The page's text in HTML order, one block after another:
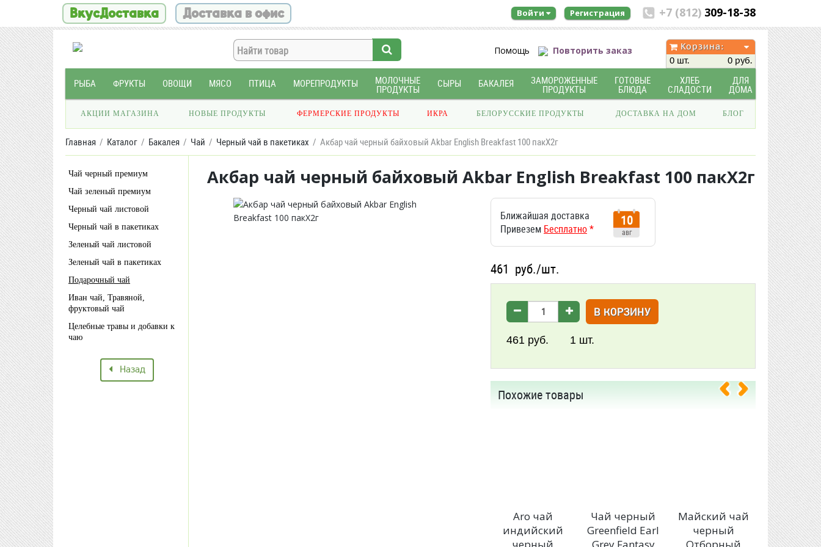
ВкусДоставка Доставка в офис +7 (812) 309-18-38
Войти Регистрация
Помощь Повторить заказ
Корзина:
0 шт.
0 руб.
РЫБА ФРУКТЫ ОВОЩИ МЯСО ПТИЦА МОРЕПРОДУКТЫ МОЛОЧНЫЕ
ПРОДУКТЫ
СЫРЫ БАКАЛЕЯ ЗАМОРОЖЕННЫЕ
ПРОДУКТЫ
ГОТОВЫЕ
БЛЮДА
ХЛЕБ
СЛАДОСТИ
ДЛЯ
ДОМА
АКЦИИ МАГАЗИНА НОВЫЕ ПРОДУКТЫ ФЕРМЕРСКИЕ ПРОДУКТЫ ИКРА БЕЛОРУССКИЕ ПРОДУКТЫ ДОСТАВКА НА ДОМ БЛОГ
Главная Каталог Бакалея Чай Черный чай в пакетиках Акбар чай черный байховый Akbar English Breakfast 100 пакХ2г
Чай черный премиум
Чай зеленый премиум
Черный чай листовой
Черный чай в пакетиках
Зеленый чай листовой
Зеленый чай в пакетиках
Подарочный чай
Иван чай, Травяной,
фруктовый чай
Целебные травы и добавки к
чаю
Назад
Акбар чай черный байховый Akbar English Breakfast 100 пакХ2г
Ближайшая доставка
Привезем Бесплатно*
10
авг
461 руб./шт.
В КОРЗИНУ
461 руб. 1 шт.
Похожие товары
Aro чай
индийский
Чай черный
Greenfield Earl
Майский чай
черный
Чай
Spring